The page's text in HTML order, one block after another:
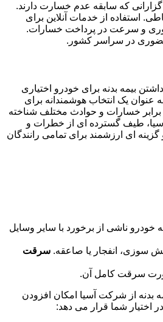
گزارانی که سابقه عدم خسارت دارند.
استفاده از خدمات آنلاین برای
و سرعت در پرداخت خسارات.
در سراسر کشور.
بیمه بدنه برای خودرو اختیاری
عنوان یک انتخاب هوشمندانه برای
خسارات و حوادث مختلف شناخته
طیف گسترده ای از خطرات و
ای ارزشمند برای تمامی رانندگان
خودرو ناشی از برخورد با سایر وسایل
سوزی، انفجار یا صاعقه. سرقت
سرقت کامل آن.
بدنه از شرکت آسیا امکان افزودن
اختیار شما قرار می دهد: